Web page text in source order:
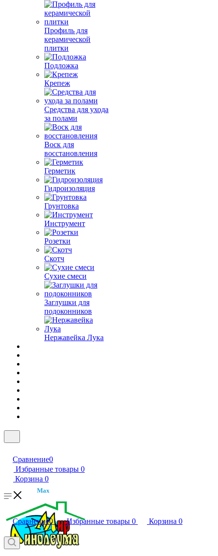
Профиль для
керамической
плитки
Подложка
Крепеж
Средства для ухода
за полами
Воск для
восстановления
Герметик
Гидроизоляция
Грунтовка
Инструмент
Розетки
Скотч
Сухие смеси
Заглушки для
подоконников
Нержавейка Лука
Сравнение0
Избранные товары 0
Корзина 0
Max
Сравнение0 Избранные товары 0 Корзина 0